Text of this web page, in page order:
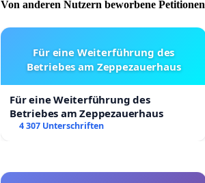
Von anderen Nutzern beworbene Petitionen
Für eine Weiterführung des
Betriebes am Zeppezauerhaus
Für eine Weiterführung des
Betriebes am Zeppezauerhaus
4 307 Unterschriften